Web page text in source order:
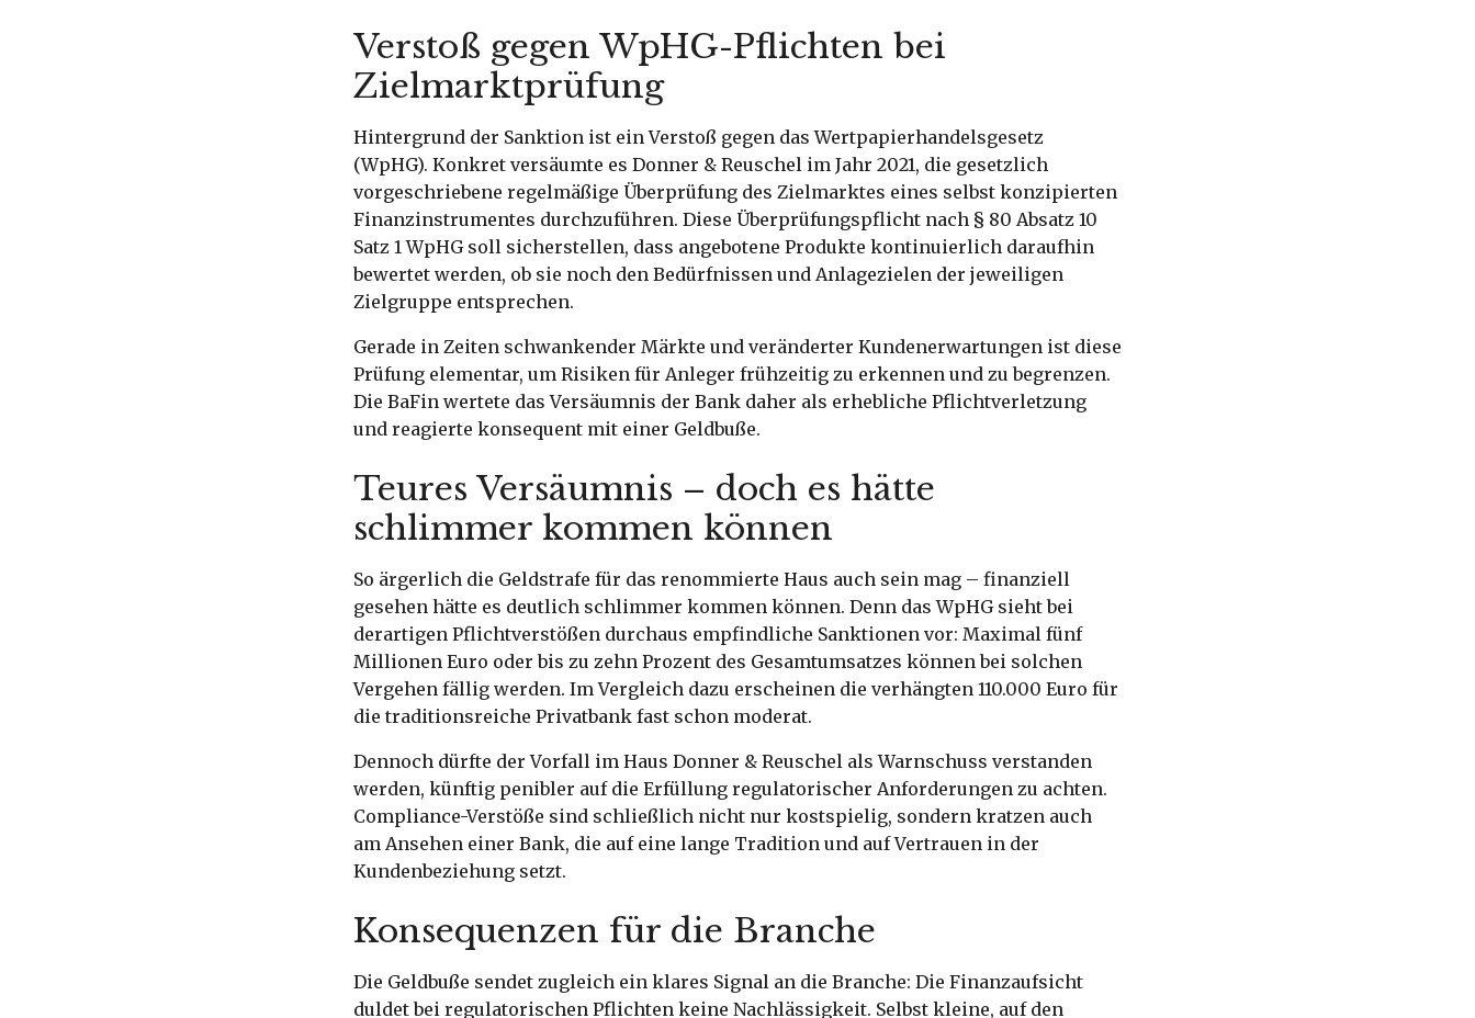
Verstoß gegen WpHG-Pflichten bei
Zielmarktprüfung
Hintergrund der Sanktion ist ein Verstoß gegen das Wertpapierhandelsgesetz
(WpHG). Konkret versäumte es Donner & Reuschel im Jahr 2021, die gesetzlich
vorgeschriebene regelmäßige Überprüfung des Zielmarktes eines selbst konzipierten
Finanzinstrumentes durchzuführen. Diese Überprüfungspflicht nach § 80 Absatz 10
Satz 1 WpHG soll sicherstellen, dass angebotene Produkte kontinuierlich daraufhin
bewertet werden, ob sie noch den Bedürfnissen und Anlagezielen der jeweiligen
Zielgruppe entsprechen.
Gerade in Zeiten schwankender Märkte und veränderter Kundenerwartungen ist diese
Prüfung elementar, um Risiken für Anleger frühzeitig zu erkennen und zu begrenzen.
Die BaFin wertete das Versäumnis der Bank daher als erhebliche Pflichtverletzung
und reagierte konsequent mit einer Geldbuße.
Teures Versäumnis – doch es hätte
schlimmer kommen können
So ärgerlich die Geldstrafe für das renommierte Haus auch sein mag – finanziell
gesehen hätte es deutlich schlimmer kommen können. Denn das WpHG sieht bei
derartigen Pflichtverstößen durchaus empfindliche Sanktionen vor: Maximal fünf
Millionen Euro oder bis zu zehn Prozent des Gesamtumsatzes können bei solchen
Vergehen fällig werden. Im Vergleich dazu erscheinen die verhängten 110.000 Euro für
die traditionsreiche Privatbank fast schon moderat.
Dennoch dürfte der Vorfall im Haus Donner & Reuschel als Warnschuss verstanden
werden, künftig penibler auf die Erfüllung regulatorischer Anforderungen zu achten.
Compliance-Verstöße sind schließlich nicht nur kostspielig, sondern kratzen auch
am Ansehen einer Bank, die auf eine lange Tradition und auf Vertrauen in der
Kundenbeziehung setzt.
Konsequenzen für die Branche
Die Geldbuße sendet zugleich ein klares Signal an die Branche: Die Finanzaufsicht
duldet bei regulatorischen Pflichten keine Nachlässigkeit. Selbst kleine, auf den